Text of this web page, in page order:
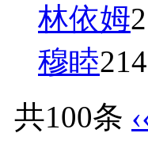
林依姆
穆睦
共100条